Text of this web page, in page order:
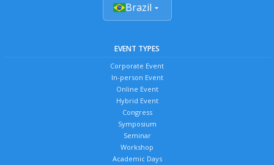
Brazil
EVENT TYPES
Corporate Event
In-person Event
Online Event
Hybrid Event
Congress
Symposium
Seminar
Workshop
Academic Days